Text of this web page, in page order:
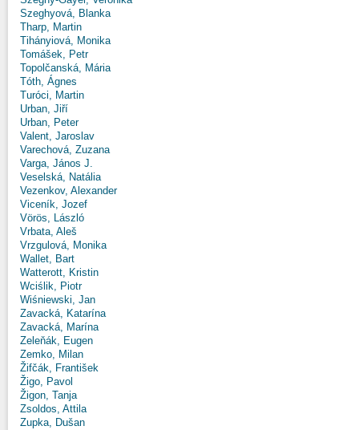
Szeghyová, Blanka
Tharp, Martin
Tihányiová, Monika
Tomášek, Petr
Topolčanská, Mária
Tóth, Ágnes
Turóci, Martin
Urban, Jiří
Urban, Peter
Valent, Jaroslav
Varechová, Zuzana
Varga, János J.
Veselská, Natália
Vezenkov, Alexander
Viceník, Jozef
Vörös, László
Vrbata, Aleš
Vrzgulová, Monika
Wallet, Bart
Watterott, Kristin
Wciślik, Piotr
Wiśniewski, Jan
Zavacká, Katarína
Zavacká, Marína
Zeleňák, Eugen
Zemko, Milan
Žifčák, František
Žigo, Pavol
Žigon, Tanja
Zsoldos, Attila
Zupka, Dušan